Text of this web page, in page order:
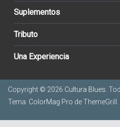
Suplementos
Tributo
Una Experiencia
Copyright © 2026 Cultura Blues .
Tema: ColorMag Pro de